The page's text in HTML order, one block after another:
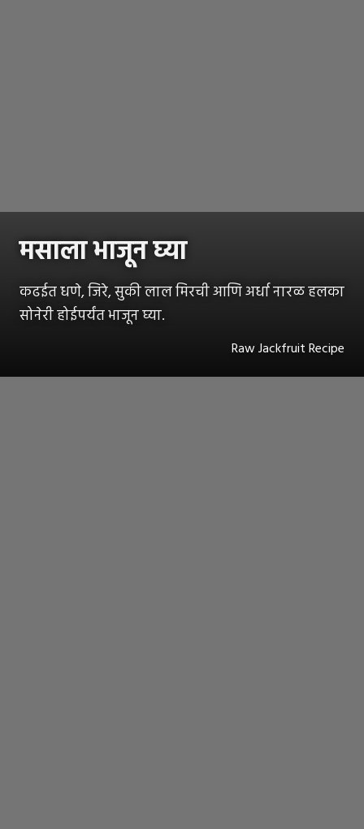
मसाला भाजून घ्या
कढईत धणे, जिरे, सुकी लाल मिरची आणि अर्धा नारळ हलका
सोनेरी होईपर्यंत भाजून घ्या.
Raw Jackfruit Recipe